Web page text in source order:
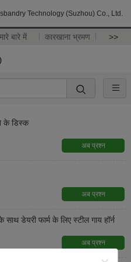
Technology (Suzhou) Co., Ltd.
बारे में कारखाना भ्रमण >>
के डिस्क
अब प्रश्न
अब प्रश्न
डेयरी फार्म के लिए स्टील गाय हॉर्न
अब प्रश्न